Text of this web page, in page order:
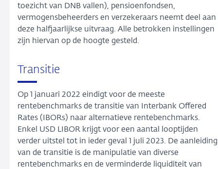
toezicht van DNB vallen), pensioenfondsen,
vermogensbeheerders en verzekeraars neemt deel aan
deze halfjaarlijkse uitvraag. Alle betrokken instellingen
zijn hiervan op de hoogte gesteld.
Transitie
Op 1 januari 2022 eindigt voor de meeste
rentebenchmarks de transitie van Interbank Offered
Rates (IBORs) naar alternatieve rentebenchmarks.
Enkel USD LIBOR krijgt voor een aantal looptijden
verder uitstel tot in ieder geval 1 juli 2023. De aanleiding
van de transitie is de manipulatie van diverse
rentebenchmarks en de verminderde liquiditeit van